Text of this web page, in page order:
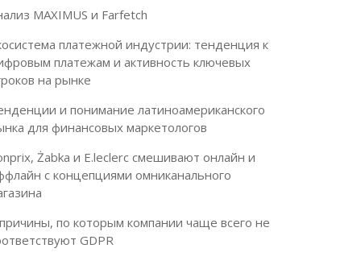
MAXIMUS и Farfetch
платежной индустрии: тенденция к
платежам и активность ключевых
на рынке
и понимание латиноамериканского
для финансовых маркетологов
Żabka и E.leclerc смешивают онлайн и
с концепциями омниканального
по которым компании чаще всего не
GDPR